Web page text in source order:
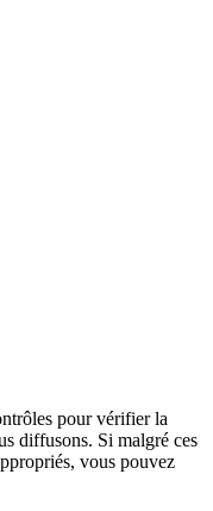
pour vérifier la
diffusons. Si malgré ces
vous pouvez